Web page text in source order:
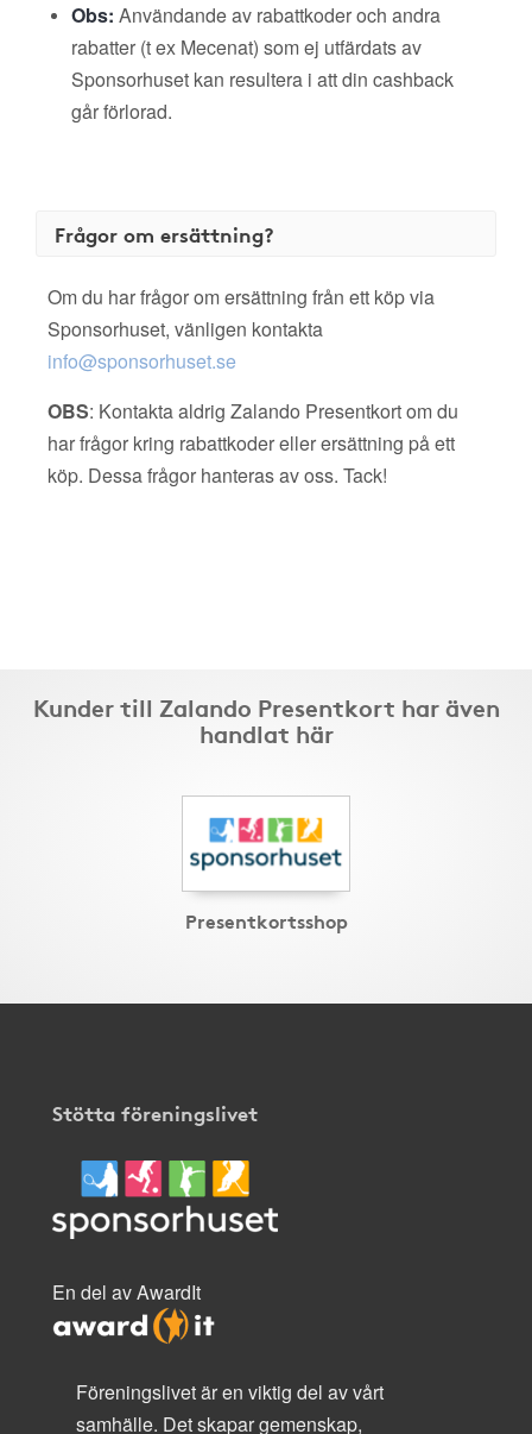
Obs: Användande av rabattkoder och andra
rabatter (t ex Mecenat) som ej utfärdats av
Sponsorhuset kan resultera i att din cashback
går förlorad.
Frågor om ersättning?
Om du har frågor om ersättning från ett köp via
Sponsorhuset, vänligen kontakta
info@sponsorhuset.se
OBS: Kontakta aldrig Zalando Presentkort om du
har frågor kring rabattkoder eller ersättning på ett
köp. Dessa frågor hanteras av oss. Tack!
Kunder till Zalando Presentkort har även
handlat här
Presentkortsshop
Stötta föreningslivet
En del av AwardIt
Föreningslivet är en viktig del av vårt
samhälle. Det skapar gemenskap,